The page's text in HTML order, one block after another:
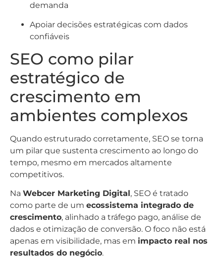
demanda
Apoiar decisões estratégicas com dados
confiáveis
SEO como pilar
estratégico de
crescimento em
ambientes complexos
Quando estruturado corretamente, SEO se torna
um pilar que sustenta crescimento ao longo do
tempo, mesmo em mercados altamente
competitivos.
Na Webcer Marketing Digital, SEO é tratado
como parte de um ecossistema integrado de
crescimento, alinhado a tráfego pago, análise de
dados e otimização de conversão. O foco não está
apenas em visibilidade, mas em impacto real nos
resultados do negócio.